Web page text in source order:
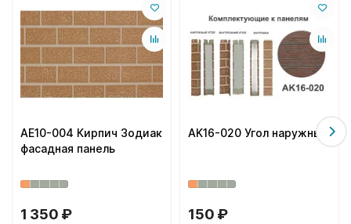
AE10-004 Кирпич Зодиак
фасадная панель
1 350 ₽
AK16-020 Угол наружный
150 ₽